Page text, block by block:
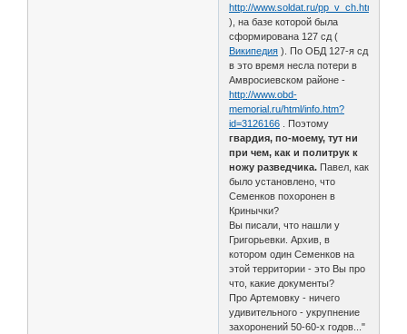
http://www.soldat.ru/pp_v_ch.html
), на базе которой была
сформирована 127 сд (
Википедия ). По ОБД 127-я сд
в это время несла потери в
Амвросиевском районе -
http://www.obd-
memorial.ru/html/info.htm?
id=3126166 . Поэтому
гвардия, по-моему, тут ни
при чем, как и политрук к
ножу разведчика. Павел, как
было установлено, что
Семенков похоронен в
Кринычки?
Вы писали, что нашли у
Григорьевки. Архив, в
котором один Семенков на
этой территории - это Вы про
что, какие документы?
Про Артемовку - ничего
удивительного - укрупнение
захоронений 50-60-х годов..."